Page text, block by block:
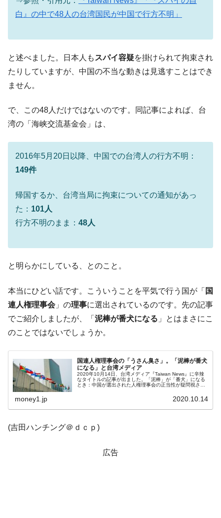
『Money1』
【米韓激突案件】韓国消費者院が『クーパ
ン』1人当たり賠償10万ウォンを認定 ⇒ 総額3兆7,000億
『Money1』
韓国型イージス搭載の次世代駆逐艦
「KDDX」1番艦、2032年竣工と公示
『Money1』
に韓国がいっちょがみしたのでは。
『Money1』
韓国政府『BYD』車への補助金を全廃 ⇒ 実
は韓国で『BYD』車は売れている。6カ月で対前年同期比
1.9倍！
く空港に詰めかけ「出て行け！」「極右勢力」のプラカー
ドを掲げる「在韓反米勢力」
ータセンター整備」⇒ だから無理だってば。
『Money1』
ほぼ終わった」
発。
『Money1』
韓国政府「ニセＫ-ブランドを通報しようキ
『Money1』
韓国「橋が落ちました」⇒ 耐久性「なさす
ぎ」では。
『Money1』
韓国鉄鋼最大手『POSCO』ズブズブ沈む。
営業利益80.2％も減少
にぶん殴る法案」提出！⇒ クーパン問題は合衆国企業に対
する差別。許してはおかぬ
『Money1』
韓国ボンクラ政策室長･金容範、株価暴落に
他人事のような発言。
業績「史上最高益」当期純利益は前年同期比13.4倍に。
機 ⇒ 10.7兆では損が出るからできない。
白』の中で48人の台湾国民が中国で行方不明」
と述べました。日本人も スパイ容疑を掛けられて拘束され
たりしていますが、中国の不当な動きは見逃すことはでき
ません。
で、この48人だけではないのです。同記事によれば、台
湾の「海峡交流基金会」は、
2016年5月20日以降、中国での台湾人の行方不明：
149件
帰国するか、台湾当局に拘束についての通知があっ
た： 101人
行方不明のまま： 48人
と明らかにしている、とのこと。
本当にひどい話です。こういうことを平気で行う国が「 国
連人権理事会 」の理事に選出されているのです。先の記事
でご紹介しましたが、「 泥棒が番犬になる 」とはまさにこ
のことではないでしょうか。
国連人権理事会の「うさん臭さ」。「泥棒が番犬
になる」と台湾メディア
2020年10月14日、台湾メディア『Taiwan News』に辛辣
なタイトルの記事が出ました。「泥棒」が「番犬」になる
とき：中国が選出された人権理事会の正当性が疑問視され
money1.jp 2020.10.14
(吉田ハンチング＠ｄｃｐ)
広告